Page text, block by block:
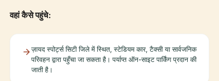
वहां कैसे पहुंचे:
ज़ायद स्पोर्ट्स सिटी जिले में स्थित, स्टेडियम कार, टैक्सी या सार्वजनिक
परिवहन द्वारा पहुँचा जा सकता है। पर्याप्त ऑन-साइट पार्किंग प्रदान की
जाती है।